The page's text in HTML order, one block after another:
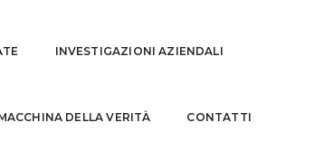
INVESTIGAZIONI AZIENDALI
DELLA VERITÀ CONTATTI